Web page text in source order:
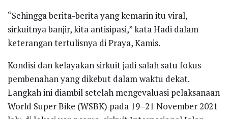
“Sehingga berita-berita yang kemarin itu viral,
sirkuitnya banjir, kita antisipasi,” kata Hadi dalam
keterangan tertulisnya di Praya, Kamis.
Kondisi dan kelayakan sirkuit jadi salah satu fokus
pembenahan yang dikebut dalam waktu dekat.
Langkah ini diambil setelah mengevaluasi pelaksanaan
World Super Bike (WSBK) pada 19–21 November 2021